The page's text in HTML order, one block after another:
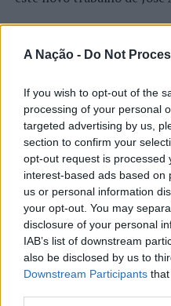
A Nação - Do Not
If you wish to opt-out of the
processing of your personal
targeted advertising by us,
section to confirm your
opt-out request is processed
interest-based ads based on
us or personal information
your opt-out. You may
disclosure of your personal
IAB’s list of downstream
also be disclosed by us to
Downstream Participants
aquele grupo, sendo
calmaria e contacto
https://experienceoc.pt/
TÓPICOS RELACIONADOS:
PRÓXIMO
Associação de Futebol de
Luís Araújo com o Prémio
NÃO PERCA
“A-Mar-Te”: seis artistas
ao oceano nos 40 anos da
crónicas sobre as
Este livro é uma coedição
Publications, pertencente
Fronteiras da
Fresno, e da editora
em Ponta Delgada.
No prefácio do livro, Diniz
e a América do Norte
espelho, cada um
descobrindo-se através
desta obra está a missão
construção de pontes
AÇORES
RTP reforça
estratégica com
Portugal